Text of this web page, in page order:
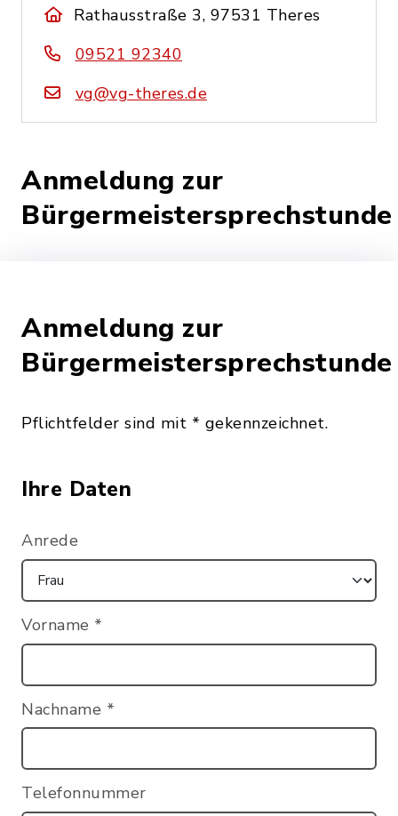
Rathausstraße 3, 97531 Theres
09521 92340
vg@vg-theres.de
Anmeldung zur
Bürgermeistersprechstunde
Anmeldung zur
Bürgermeistersprechstunde
Pflichtfelder sind mit * gekennzeichnet.
Ihre Daten
Anrede
Vorname *
Nachname *
Telefonnummer